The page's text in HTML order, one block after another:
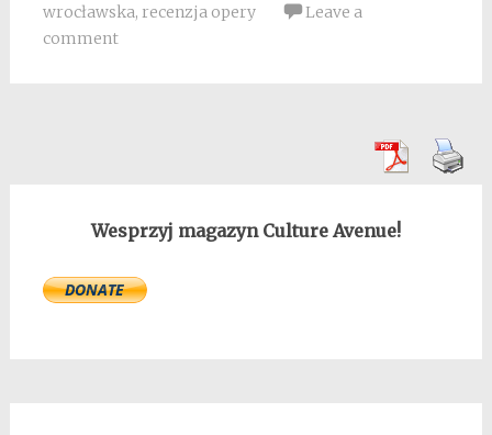
wrocławska, recenzja opery
Leave a
comment
Wesprzyj magazyn Culture Avenue!